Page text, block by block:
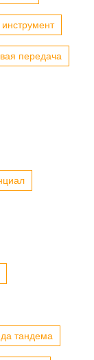
передача
тандема